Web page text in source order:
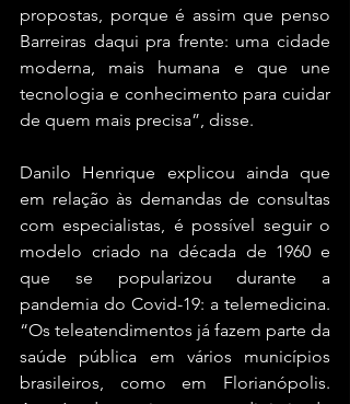
propostas, porque é assim que penso
Barreiras daqui pra frente: uma cidade
moderna, mais humana e que une
tecnologia e conhecimento para cuidar
de quem mais precisa”, disse.
Danilo Henrique explicou ainda que
em relação às demandas de consultas
com especialistas, é possível seguir o
modelo criado na década de 1960 e
que se popularizou durante a
pandemia do Covid-19: a telemedicina.
“Os teleatendimentos já fazem parte da
saúde pública em vários municípios
brasileiros, como em Florianópolis.